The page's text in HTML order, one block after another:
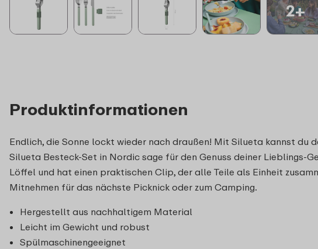
2+
Produktinformationen
Endlich, die Sonne lockt wieder nach draußen! Mit Silueta kannst du
Silueta Besteck-Set in Nordic sage für den Genuss deiner Lieblings-
Löffel und hat einen praktischen Clip, der alle Teile als Einheit
Mitnehmen für das nächste Picknick oder zum Camping.
Hergestellt aus nachhaltigem Material
Leicht im Gewicht und robust
Spülmaschinengeeignet